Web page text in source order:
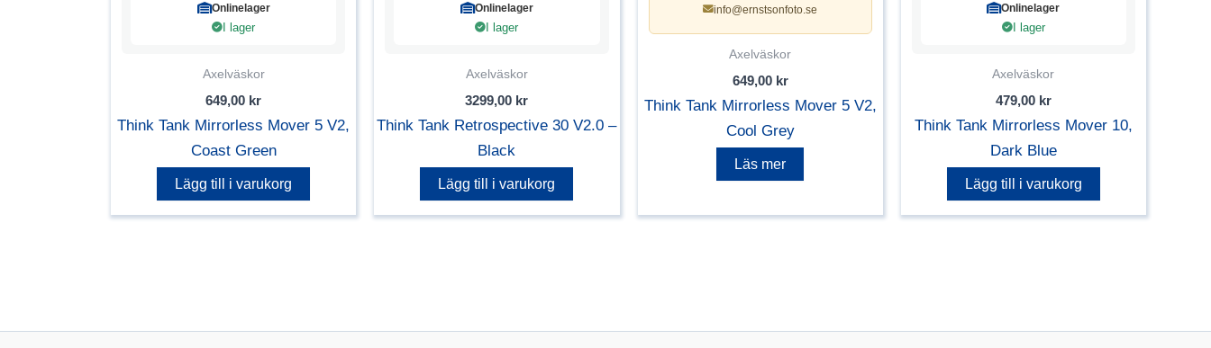
Onlinelager
I lager
Axelväskor
649,00 kr
Think Tank Mirrorless Mover 5 V2,
Coast Green
Lägg till i varukorg
Onlinelager
I lager
Axelväskor
3299,00 kr
Think Tank Retrospective 30 V2.0 –
Black
Lägg till i varukorg
info@ernstsonfoto.se
Axelväskor
649,00 kr
Think Tank Mirrorless Mover 5 V2,
Cool Grey
Läs mer
Onlinelager
I lager
Axelväskor
479,00 kr
Think Tank Mirrorless Mover 10,
Dark Blue
Lägg till i varukorg